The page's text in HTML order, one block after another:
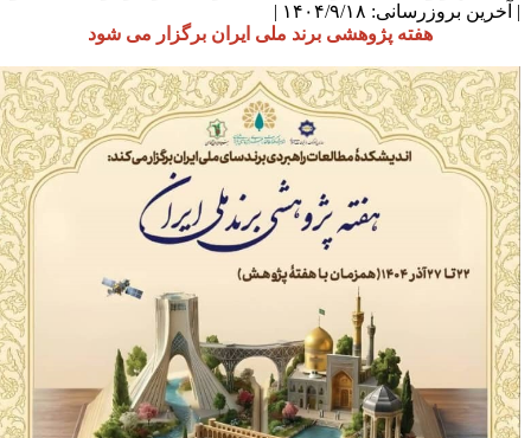
بروزرسانی: ۱۴۰۴/۹/۱۸ |
هفته پژوهشی برند ملی ایران برگزار می شود